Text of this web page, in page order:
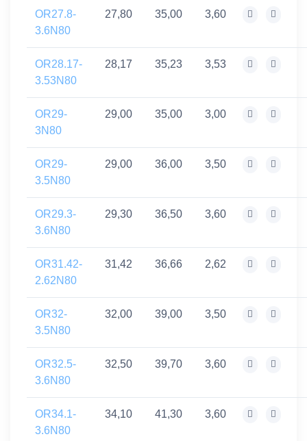
OR27.8-
3.6N80
27,80 35,00 3,60
OR28.17-
3.53N80
28,17 35,23 3,53
OR29-
3N80
29,00 35,00 3,00
OR29-
3.5N80
29,00 36,00 3,50
OR29.3-
3.6N80
29,30 36,50 3,60
OR31.42-
2.62N80
31,42 36,66 2,62
OR32-
3.5N80
32,00 39,00 3,50
OR32.5-
3.6N80
32,50 39,70 3,60
OR34.1-
3.6N80
34,10 41,30 3,60